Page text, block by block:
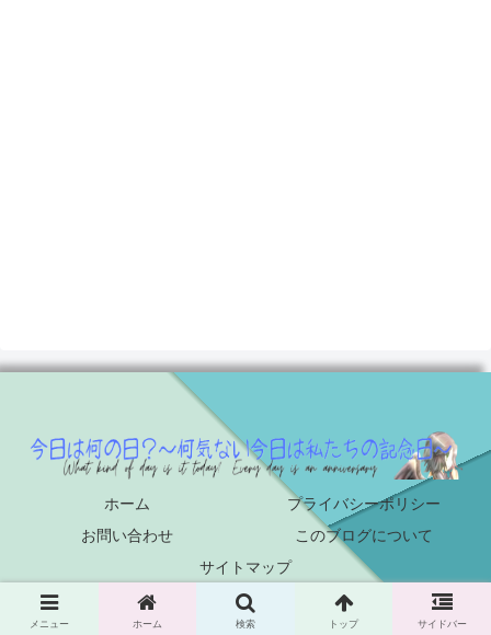
ホーム
プライバシーポリシー
お問い合わせ
このブログについて
サイトマップ
© 2022 今日は何の日？～何気ない今日は私たちの記念日～.
メニュー ホーム 検索 トップ サイドバー